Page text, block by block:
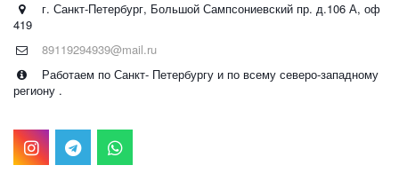
г. Санкт-Петербург, Большой Сампсониевский пр. д.106 А, оф
419
89119294939@mail.ru
Работаем по Санкт- Петербургу и по всему северо-западному
региону .